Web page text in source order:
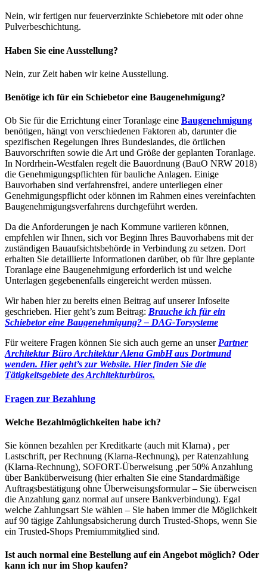
Nein, wir fertigen nur feuerverzinkte Schiebetore mit oder ohne
Pulverbeschichtung.
Haben Sie eine Ausstellung?
Nein, zur Zeit haben wir keine Ausstellung.
Benötige ich für ein Schiebetor eine Baugenehmigung?
Ob Sie für die Errichtung einer Toranlage eine Baugenehmigung
benötigen, hängt von verschiedenen Faktoren ab, darunter die
spezifischen Regelungen Ihres Bundeslandes, die örtlichen
Bauvorschriften sowie die Art und Größe der geplanten Toranlage.
In Nordrhein-Westfalen regelt die Bauordnung (BauO NRW 2018)
die Genehmigungspflichten für bauliche Anlagen. Einige
Bauvorhaben sind verfahrensfrei, andere unterliegen einer
Genehmigungspflicht oder können im Rahmen eines vereinfachten
Baugenehmigungsverfahrens durchgeführt werden.
Da die Anforderungen je nach Kommune variieren können,
empfehlen wir Ihnen, sich vor Beginn Ihres Bauvorhabens mit der
zuständigen Bauaufsichtsbehörde in Verbindung zu setzen. Dort
erhalten Sie detaillierte Informationen darüber, ob für Ihre geplante
Toranlage eine Baugenehmigung erforderlich ist und welche
Unterlagen gegebenenfalls eingereicht werden müssen.
Wir haben hier zu bereits einen Beitrag auf unserer Infoseite
geschrieben. Hier geht’s zum Beitrag: Brauche ich für ein
Schiebetor eine Baugenehmigung? – DAG-Torsysteme
Für weitere Fragen können Sie sich auch gerne an unser Partner
Architektur Büro Architektur Alena GmbH aus Dortmund
wenden. Hier geht’s zur Website. Hier finden Sie die
Tätigkeitsgebiete des Architekturbüros.
Fragen zur Bezahlung
Welche Bezahlmöglichkeiten habe ich?
Sie können bezahlen per Kreditkarte (auch mit Klarna) , per
Lastschrift, per Rechnung (Klarna-Rechnung), per Ratenzahlung
(Klarna-Rechnung), SOFORT-Überweisung ,per 50% Anzahlung
über Banküberweisung (hier erhalten Sie eine Standardmäßige
Auftragsbestätigung ohne Überweisungsformular – Sie überweisen
die Anzahlung ganz normal auf unsere Bankverbindung). Egal
welche Zahlungsart Sie wählen – Sie haben immer die Möglichkeit
auf 90 tägige Zahlungsabsicherung durch Trusted-Shops, wenn Sie
ein Trusted-Shops Premiummitglied sind.
Ist auch normal eine Bestellung auf ein Angebot möglich? Oder
kann ich nur im Shop kaufen?